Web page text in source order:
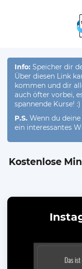
Info: Speicher dir
Über diesen Link
kommen und dir
auch öfter vorbei,
spannende Kurse! :)
P.S. Wenn du
ein interessantes
Kostenlose